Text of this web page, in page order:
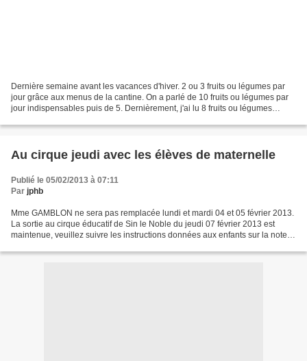
Dernière semaine avant les vacances d'hiver. 2 ou 3 fruits ou légumes par
jour grâce aux menus de la cantine. On a parlé de 10 fruits ou légumes par
jour indispensables puis de 5. Dernièrement, j'ai lu 8 fruits ou légumes
Au cirque jeudi avec les élèves de maternelle
Publié le 05/02/2013 à 07:11
Par jphb
Mme GAMBLON ne sera pas remplacée lundi et mardi 04 et 05 février 2013.
La sortie au cirque éducatif de Sin le Noble du jeudi 07 février 2013 est
maintenue, veuillez suivre les instructions données aux enfants sur la note